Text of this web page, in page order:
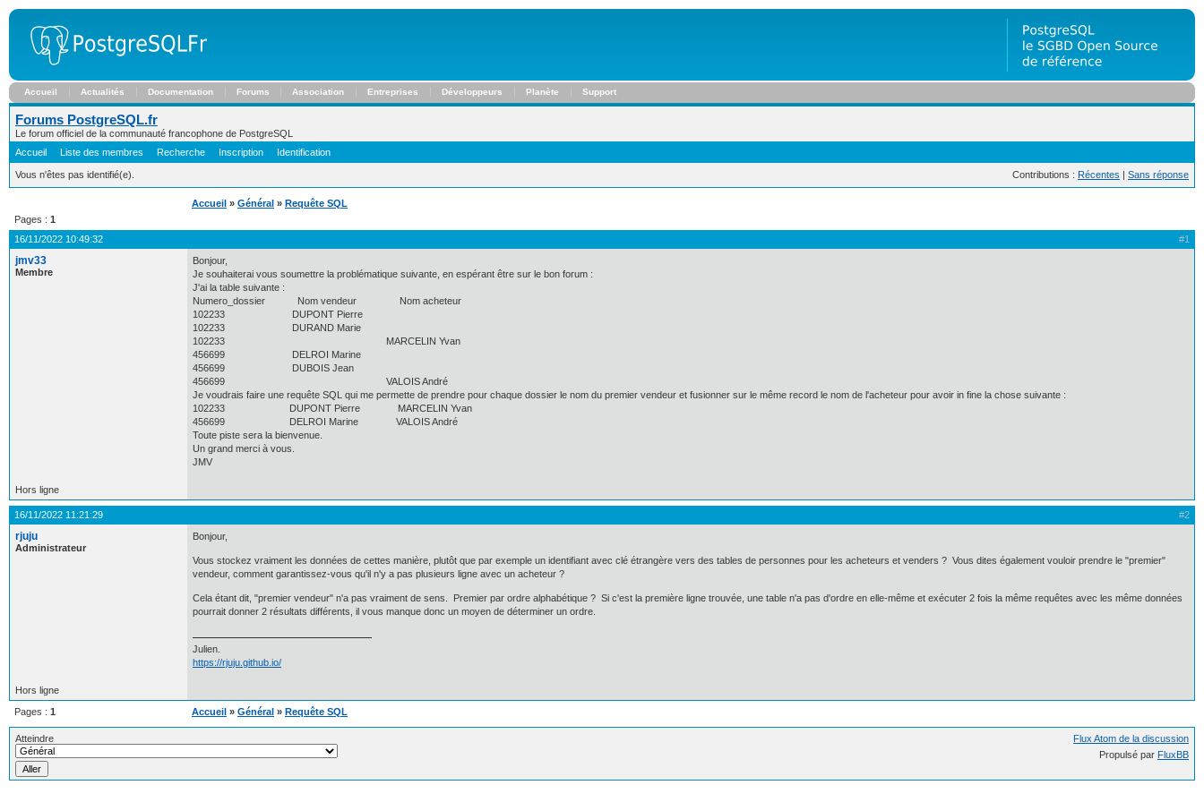
Accueil Actualités Documentation Forums Association Entreprises Développeurs Planète Support
Forums PostgreSQL.fr
Le forum officiel de la communauté francophone de PostgreSQL
Accueil
Liste des membres Recherche Inscription Identification
Vous n'êtes pas identifié(e). Contributions : Récentes | Sans réponse
Accueil » Général » Requête SQL
Pages : 1
#1
16/11/2022 10:49:32
jmv33
Membre
Bonjour,
Je souhaiterai vous soumettre la problématique suivante, en espérant être sur le bon forum :
J'ai la table suivante :
Numero_dossier Nom vendeur Nom acheteur
102233 DUPONT Pierre
102233 DURAND Marie
102233 MARCELIN Yvan
456699 DELROI Marine
456699 DUBOIS Jean
456699 VALOIS André
Je voudrais faire une requête SQL qui me permette de prendre pour chaque dossier le nom du premier vendeur et fusionner sur le même record le nom de l'acheteur pour avoir in fine la chose suivante :
102233 DUPONT Pierre MARCELIN Yvan
456699 DELROI Marine VALOIS André
Toute piste sera la bienvenue.
Un grand merci à vous.
JMV
Hors ligne
#2
16/11/2022 11:21:29
rjuju
Administrateur
Bonjour,
Vous stockez vraiment les données de cettes manière, plutôt que par exemple un identifiant avec clé étrangère vers des tables de personnes pour les acheteurs et venders ? Vous dites également vouloir prendre le "premier"
vendeur, comment garantissez-vous qu'il n'y a pas plusieurs ligne avec un acheteur ?
Cela étant dit, "premier vendeur" n'a pas vraiment de sens. Premier par ordre alphabétique ? Si c'est la première ligne trouvée, une table n'a pas d'ordre en elle-même et exécuter 2 fois la même requêtes avec les même données
pourrait donner 2 résultats différents, il vous manque donc un moyen de déterminer un ordre.
Julien.
https://rjuju.github.io/
Hors ligne
Pages : 1 Accueil » Général » Requête SQL
Atteindre
Flux Atom de la discussion
Propulsé par FluxBB